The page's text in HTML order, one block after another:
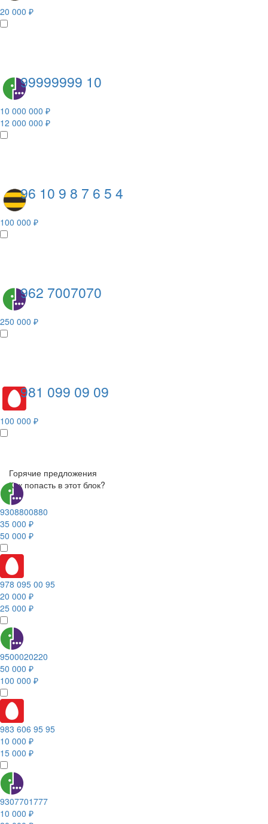
20 000 ₽
99999999 10
10 000 000 ₽
12 000 000 ₽
96 10 9 8 7 6 5 4
100 000 ₽
962 7007070
250 000 ₽
981 099 09 09
100 000 ₽
Горячие предложения
Как попасть в этот блок?
9308800880
35 000 ₽
50 000 ₽
978 095 00 95
20 000 ₽
25 000 ₽
9500020220
50 000 ₽
100 000 ₽
983 606 95 95
10 000 ₽
15 000 ₽
9307701777
10 000 ₽